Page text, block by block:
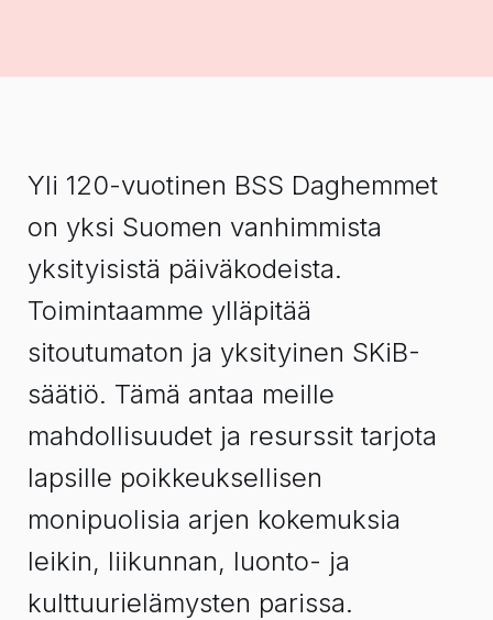
Yli 120-vuotinen BSS Daghemmet
on yksi Suomen vanhimmista
yksityisistä päiväkodeista.
Toimintaamme ylläpitää
sitoutumaton ja yksityinen SKiB-
säätiö. Tämä antaa meille
mahdollisuudet ja resurssit tarjota
lapsille poikkeuksellisen
monipuolisia arjen kokemuksia
leikin, liikunnan, luonto- ja
kulttuurielämysten parissa.